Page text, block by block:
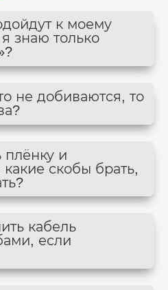
к моему
знаю только
не добиваются, то
и
скобы брать,
кабель
если